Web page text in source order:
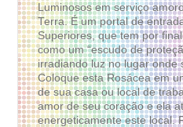
Luminosos em serviço
Terra. É um portal de
Superiores, que tem por
como um “escudo de
irradiando luz no lugar onde
Coloque esta Rosácea em
de sua casa ou local de
amor de seu coração e ela
energeticamente este local.